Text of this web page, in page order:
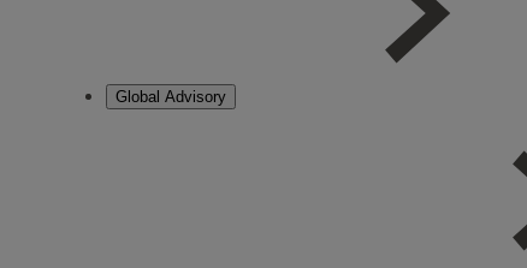
Global Advisory